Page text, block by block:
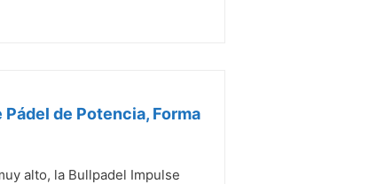
de Potencia, Forma
alto, la Bullpadel Impulse